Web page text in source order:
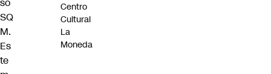
SQ
M.
Es
te
Centro
Cultural
La
Moneda